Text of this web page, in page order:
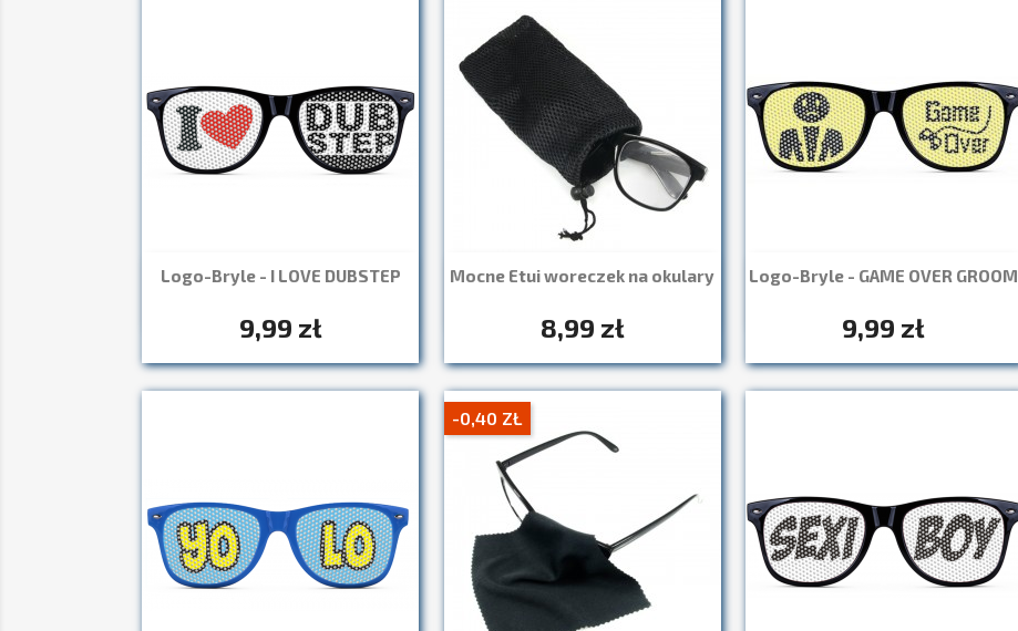
Logo-Bryle - I LOVE DUBSTEP
9,99 zł
Szybki podgląd
Mocne Etui woreczek na okulary
8,99 zł
Szybki podgląd Logo-Bryle - GAME OVER GROOM
9,99 zł
Szybki podgląd
-0,40 ZŁ